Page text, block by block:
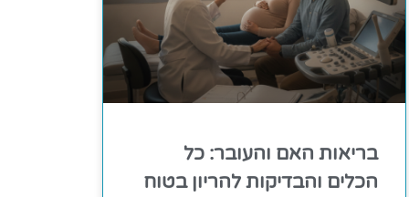
בריאות האם והעובר: כל
הכלים והבדיקות להריון בטוח